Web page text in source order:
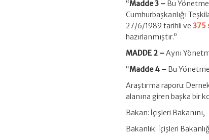
“Madde 3 – Bu
Cumhurbaşkanlığı
27/6/1989 tarihli ve375
hazırlanmıştır.”
MADDE 2 –Aynı
“Madde 4 – Bu
Araştırma raporu:
alanına giren başka bir
Bakan: İçişleri Bakanını,
Bakanlık: İçişleri